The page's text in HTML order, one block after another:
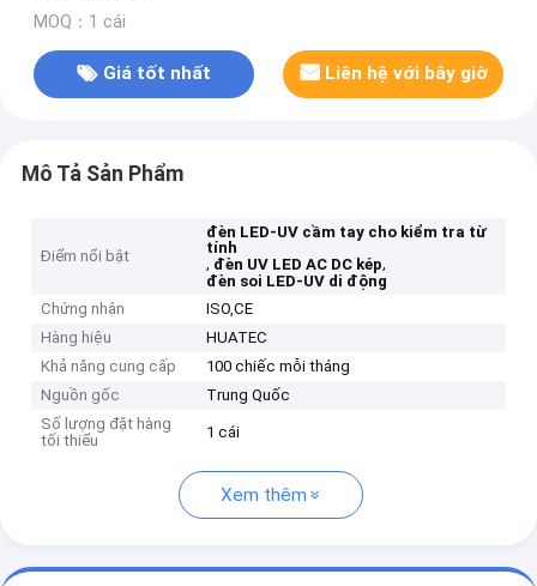
MOQ：1 cái
Giá tốt nhất Liên hệ với bây giờ
Mô Tả Sản Phẩm
Điểm nổi bật
đèn LED-UV cầm tay cho kiểm tra từ
tính
, đèn UV LED AC DC kép,
đèn soi LED-UV di động
Chứng nhận
ISO,CE
Hàng hiệu
HUATEC
Khả năng cung cấp
100 chiếc mỗi tháng
Nguồn gốc
Trung Quốc
Số lượng đặt hàng
tối thiểu
1 cái
Xem thêm